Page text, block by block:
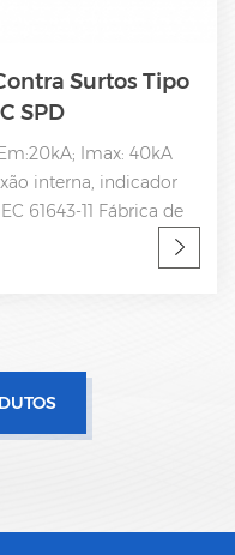
Energia
350V
Em: 20kA Imax:
interna,
IEC 61643-11